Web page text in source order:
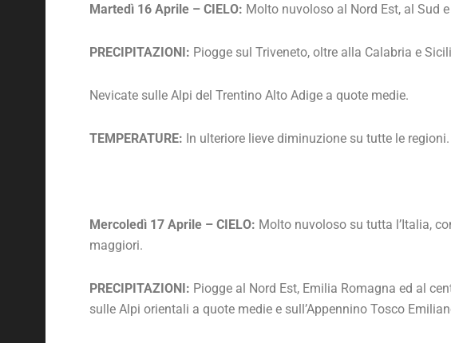
Martedì 16 Aprile – CIELO: Molto nuvoloso al Nord Est, al Sud
PRECIPITAZIONI: Piogge sul Triveneto, oltre alla Calabria e
Nevicate sulle Alpi del Trentino Alto Adige a quote medie.
TEMPERATURE: In ulteriore lieve diminuzione su tutte le regioni.
Mercoledì 17 Aprile – CIELO: Molto nuvoloso su tutta l’Italia,
maggiori.
PRECIPITAZIONI: Piogge al Nord Est, Emilia Romagna ed al
sulle Alpi orientali a quote medie e sull’Appennino Tosco